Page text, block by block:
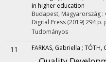
in higher education
Budapest, Magyarország :
Digital Press (2019)294 p.
Tudományos
11 FARKAS, Gabriella ; TÓTH,